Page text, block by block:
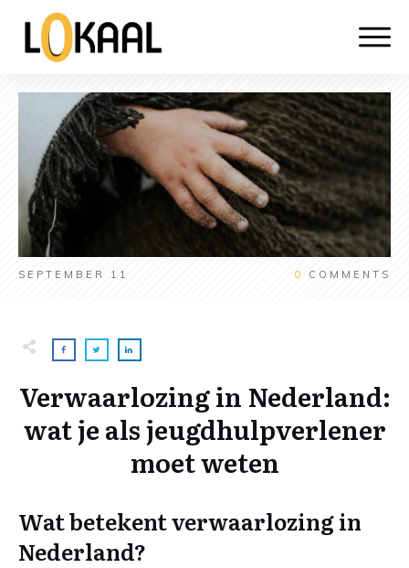
SEPTEMBER 11 0 COMMENTS
Verwaarlozing in Nederland:
wat je als jeugdhulpverlener
moet weten
Wat betekent verwaarlozing in
Nederland?